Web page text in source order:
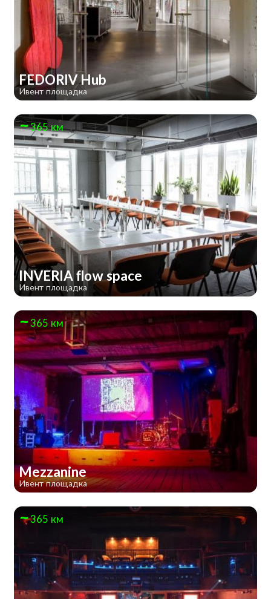
FEDORIV Hub
Ивент площадка
365 км
INVERIA flow space
Ивент площадка
365 км
Mezzanine
Ивент площадка
365 км